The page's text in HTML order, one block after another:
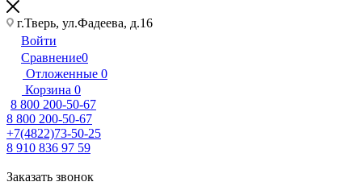
г.Тверь, ул.Фадеева, д.16
Войти
Сравнение0
Отложенные 0
Корзина 0
8 800 200-50-67
8 800 200-50-67
+7(4822)73-50-25
8 910 836 97 59
Заказать звонок